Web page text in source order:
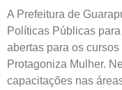
A Prefeitura de
Políticas Públicas
abertas para os
Protagoniza Mulher.
capacitações nas